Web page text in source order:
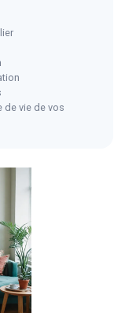
de vie de vos